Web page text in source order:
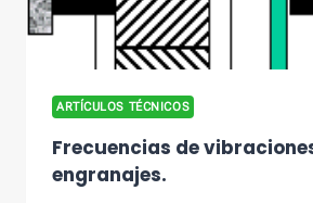
ARTÍCULOS TÉCNICOS
Frecuencias de
engranajes.